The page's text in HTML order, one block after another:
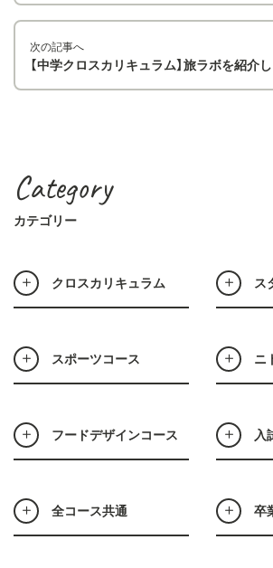
次の記事へ
【中学クロスカリキュラム】旅ラボを紹介し
Category
カテゴリー
クロスカリキュラム ス
スポーツコース ニ
フードデザインコース 入
全コース共通 卒